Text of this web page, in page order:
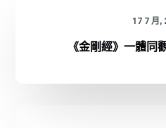
17 7 月,
《金剛經》一體同